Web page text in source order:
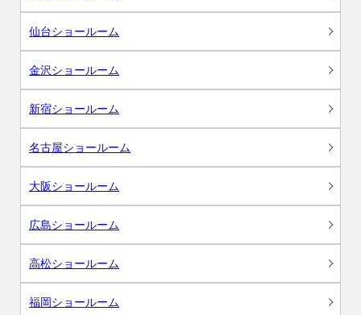
仙台ショールーム
金沢ショールーム
新宿ショールーム
名古屋ショールーム
大阪ショールーム
広島ショールーム
高松ショールーム
福岡ショールーム